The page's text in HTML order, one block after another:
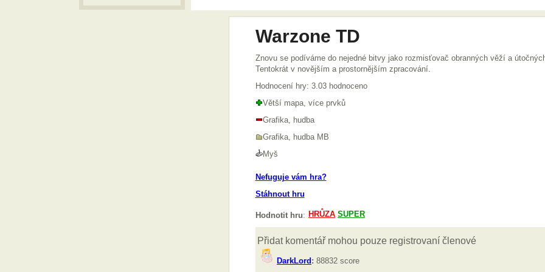
Warzone TD
Znovu se podíváme do nejedné bitvy jako rozmisťovač obranných věží a
Tentokrát v novějším a prostornějším zpracování.
Hodnocení hry: 3.03 hodnoceno
Větší mapa, více prvků
Grafika, hudba
Grafika, hudba MB
Myš
Nefuguje vám hra?
Stáhnout hru
Hodnotit hru: